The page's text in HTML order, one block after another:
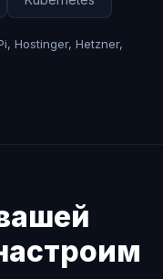
Hostinger, Hetzner,